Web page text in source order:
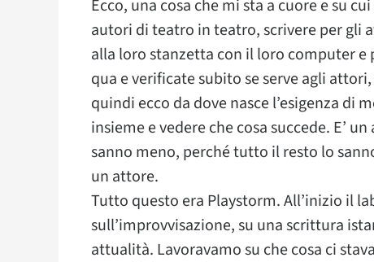
Ecco, una cosa che mi sta a cuore e su
autori di teatro in teatro, scrivere per gli
alla loro stanzetta con il loro computer e
qua e verificate subito se serve agli
quindi ecco da dove nasce l’esigenza
insieme e vedere che cosa succede. E’
sanno meno, perché tutto il resto lo
un attore.
Tutto questo era Playstorm. All’inizio il
sull’improvvisazione, su una scrittura
attualità. Lavoravamo su che cosa ci